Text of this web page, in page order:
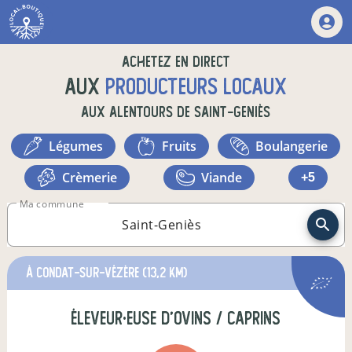
Achetez en direct
auxproducteurs locaux
aux alentours deSaint-Geniès
légumes fruits
boulangerie
crèmerie
viande +5
Ma commune
à Condat-sur-Vézère (13,2 km)
éleveur·euse d'ovins / caprins